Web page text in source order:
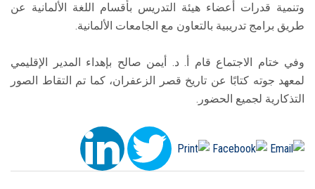
وتنمية قدرات أعضاء هيئة التدريس بأقسام اللغة الألمانية عن
طريق برامج تدريبية بالتعاون مع الجامعات الألمانية.
وفي ختام الاجتماع قام أ. د. أيمن صالح بإهداء المدير الإقليمي
لمعهد جوته كتابًا عن تاريخ قصر الزعفران، كما تم التقاط الصور
التذكارية لجميع الحضور.